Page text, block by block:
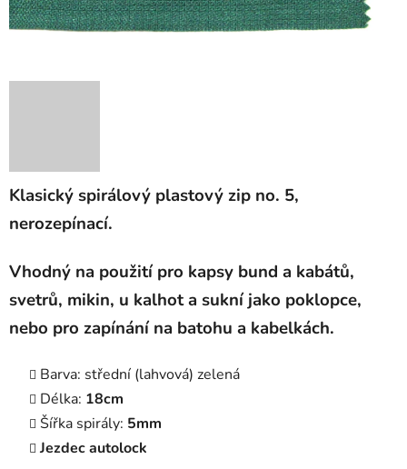
Klasický spirálový plastový zip no. 5,
nerozepínací.
Vhodný na použití pro kapsy bund a kabátů,
svetrů, mikin, u kalhot a sukní jako poklopce,
nebo pro zapínání na batohu a kabelkách.
Barva: střední (lahvová) zelená
Délka: 18cm
Šířka spirály: 5mm
Jezdec autolock